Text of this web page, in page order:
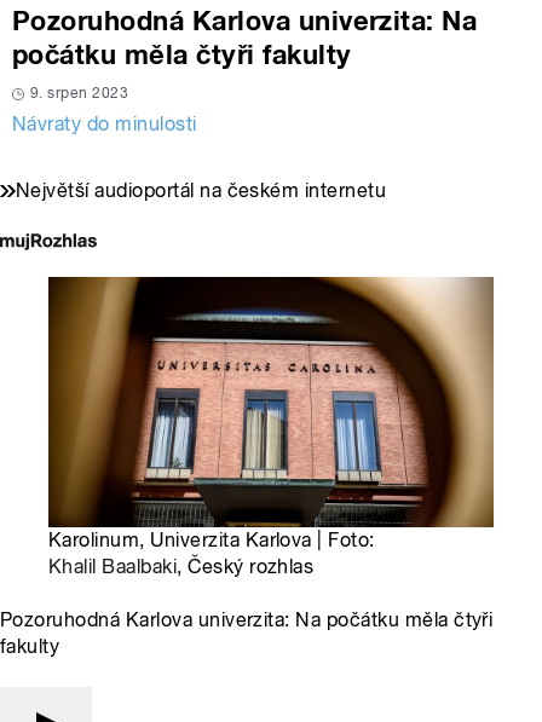
Pozoruhodná Karlova univerzita: Na
počátku měla čtyři fakulty
9. srpen 2023
Návraty do minulosti
Největší audioportál na českém internetu
Karolinum, Univerzita Karlova | Foto:
Khalil Baalbaki, Český rozhlas
Pozoruhodná Karlova univerzita: Na počátku měla čtyři
fakulty